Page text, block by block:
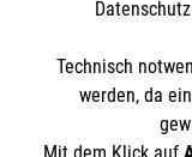
Rathsberger
91054
Technisch
werden, da